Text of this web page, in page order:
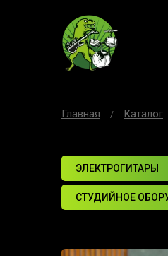
Главная Каталог
ЭЛЕКТРОГИТАРЫ
СТУДИЙНОЕ